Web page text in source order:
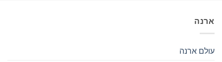
ארנה
עולם ארנה